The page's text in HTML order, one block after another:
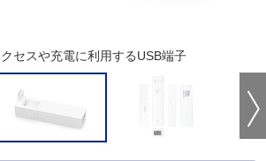
セスや充電に利用するUSB端子